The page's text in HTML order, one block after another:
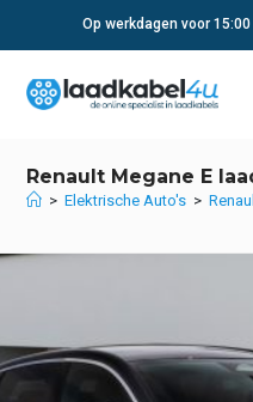
Op werkdagen voor
Renault Megane E
> Elektrische Auto's >